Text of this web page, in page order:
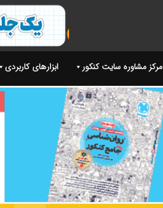
مرکز مشاوره سایت کنکور ابزارهای کاربردی